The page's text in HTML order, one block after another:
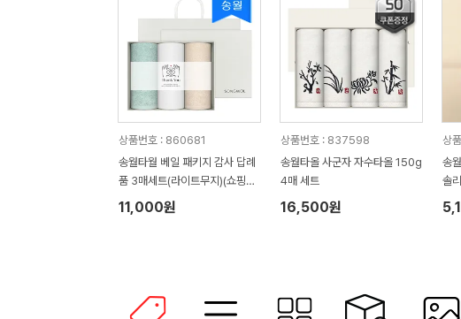
상품번호 : 860681
송월타월 베일 패키지 감사 답례
품 3매세트(라이트무지)(쇼핑백
증정)
11,000원
상품번호 : 837598
송월타올 사군자 자수타올 150g
4매 세트
16,500원
상
송
솔
라